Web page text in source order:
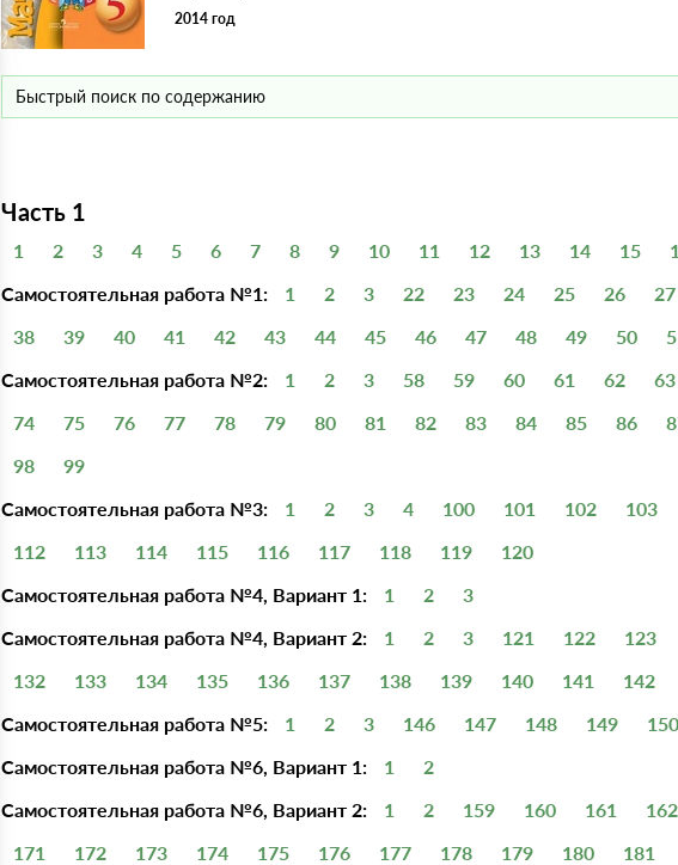
2014 год
Часть 1
1 2 3 4 5 6 7 8 9 10 11 12 13 14 15
Самостоятельная работа №1:
1 2 3 22 23 24 25 26
27
38
39 40 41 42 43 44 45 46 47 48 49 50
Самостоятельная работа №2:
1 2 3 58 59 60 61 62
63
74
75 76 77 78 79 80 81 82 83 84 85 86
98
99
Самостоятельная работа №3:
1 2 3 4 100 101 102
103
112
113 114 115 116 117 118 119
120
Самостоятельная работа №4, Вариант 1:
1 2
3
Самостоятельная работа №4, Вариант 2:
1 2 3 121 122
123
132
133 134 135 136 137 138 139 140 141
142
Самостоятельная работа №5:
1 2 3 146 147 148 149
150
Самостоятельная работа №6, Вариант 1:
1
2
Самостоятельная работа №6, Вариант 2:
1 2 159 160 161
162
171
172 173 174 175 176 177 178 179 180
181